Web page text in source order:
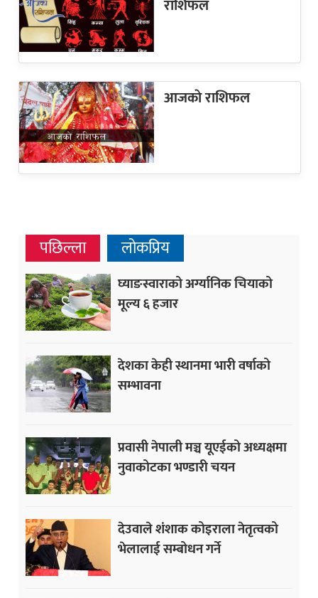
राशिफल
आजकाे राशिफल
पछिल्ला लोकप्रिय
घ्याङस्वाराको अर्ग्यानिक चियाको
मूल्य ६ हजार
देशका केही स्थानमा भारी वर्षाको
सम्भावना
प्रवासी नेपाली मञ्च यूएईको अध्यक्षमा
नुवाकोटका भण्डारी चयन
देउवाले शंशाक कोइराला नेतृत्वको
भेलालाई सम्बोधन गर्ने